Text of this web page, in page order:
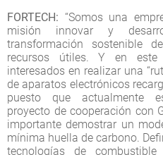
FORTECH: “Somos una
misión innovar y
transformación sostenible
recursos útiles. Y en este
interesados en realizar una
de aparatos electrónicos
puesto que actualmente
proyecto de cooperación con
importante demostrar un
mínima huella de carbono.
tecnologías de